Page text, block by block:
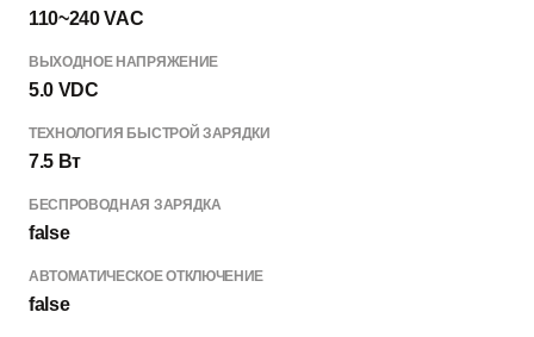
110~240 VAC
ВЫХОДНОЕ НАПРЯЖЕНИЕ
5.0 VDC
ТЕХНОЛОГИЯ БЫСТРОЙ ЗАРЯДКИ
7.5 Вт
БЕСПРОВОДНАЯ ЗАРЯДКА
false
АВТОМАТИЧЕСКОЕ ОТКЛЮЧЕНИЕ
false